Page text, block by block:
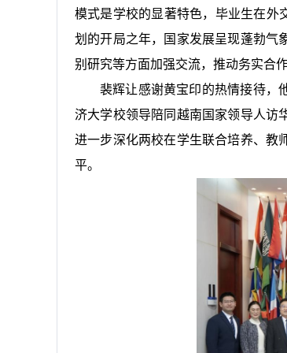
模式是学校的显著特色，毕业生在外
划的开局之年，国家发展呈现蓬勃气
别研究等方面加强交流，推动务实合
裴辉让感谢黄宝印的热情接待，
济大学校领导陪同越南国家领导人访
进一步深化两校在学生联合培养、教
平。